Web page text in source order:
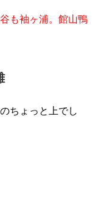
も袖ヶ浦。館山鴨
ちょっと上でし